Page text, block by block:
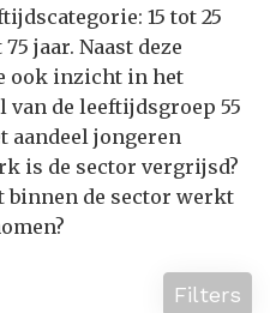
15 tot 25
jaar. Naast deze
ook inzicht in het
de leeftijdsgroep 55
aandeel jongeren
is de sector vergrijsd?
binnen de sector werkt
Filters